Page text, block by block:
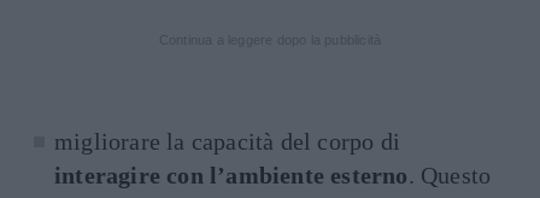
migliorare la capacità del corpo di
interagire con l’ambiente esterno. Questo